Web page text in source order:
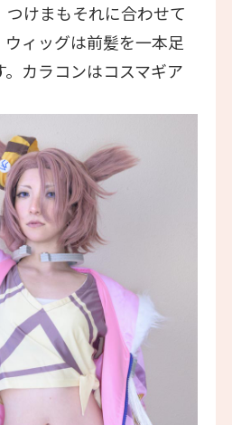
けまもそれに合わせて
ィッグは前髪を一本足
カラコンはコスマギア